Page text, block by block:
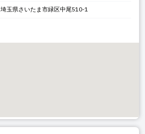
埼玉県さいたま市緑区中尾510-1